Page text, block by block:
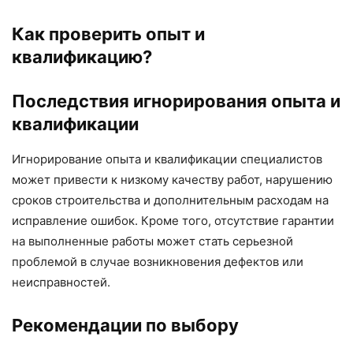
Как проверить опыт и
квалификацию?
Последствия игнорирования опыта и
квалификации
Игнорирование опыта и квалификации специалистов
может привести к низкому качеству работ, нарушению
сроков строительства и дополнительным расходам на
исправление ошибок. Кроме того, отсутствие гарантии
на выполненные работы может стать серьезной
проблемой в случае возникновения дефектов или
неисправностей.
Рекомендации по выбору